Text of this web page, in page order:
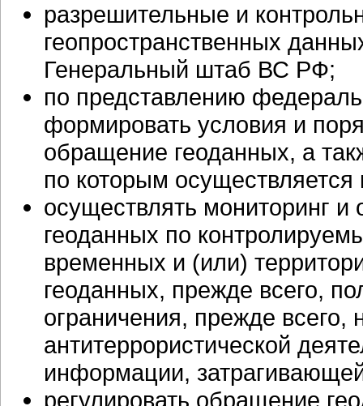
разрешительные и
геопространственных
Генеральный штаб ВС РФ;
по представлению
формировать условия и
обращение геоданных, а
по которым осуществляется
осуществлять мониторинг
геоданных по
временных и (или)
геоданных, прежде всего,
ограничения, прежде
антитеррористической
информации,
регулировать обращение